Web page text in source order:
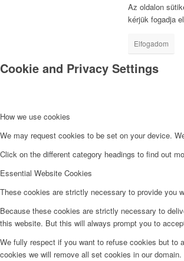
Az oldalon
kérjük fogadja
Elfogadom
Cookie and Privacy Settings
How we use cookies
We may request cookies to be set on your device.
Click on the different category headings to find out
Essential Website Cookies
These cookies are strictly necessary to provide you
Because these cookies are strictly necessary to
this website. But this will always prompt you to
We fully respect if you want to refuse cookies but to
cookies we will remove all set cookies in our domain.